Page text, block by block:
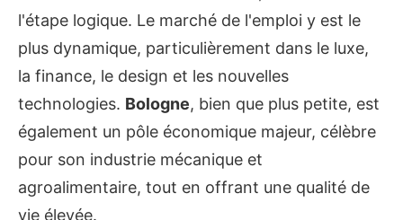
l'étape logique. Le marché de l'emploi y est le
plus dynamique, particulièrement dans le luxe,
la finance, le design et les nouvelles
technologies. Bologne, bien que plus petite, est
également un pôle économique majeur, célèbre
pour son industrie mécanique et
agroalimentaire, tout en offrant une qualité de
vie élevée.